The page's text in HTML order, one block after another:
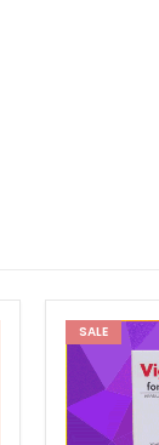
SALE